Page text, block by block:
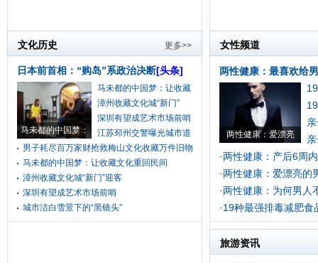
文化历史 更多>>
日本前首相：“购岛”系政治决断[头条]
马未都的中国梦：
马未都的中国梦：让收藏
漳州收藏文化城“新门”
深圳有望成艺术市场前哨
江苏邳州交警曝光城市道
男子耗尽百万家财抢救梅山文化收藏万件旧物
马未都的中国梦：让收藏文化重回民间
漳州收藏文化城“新门”迎客
深圳有望成艺术市场前哨
城市洁白雪景下的“黑镜头”
女性频道
两性健康：最喜欢给
两性健康：爱漂亮
·两性健康：产后6周
·两性健康：爱漂亮的
·两性健康：为何男人
· 19种最强排毒减肥食
旅游资讯